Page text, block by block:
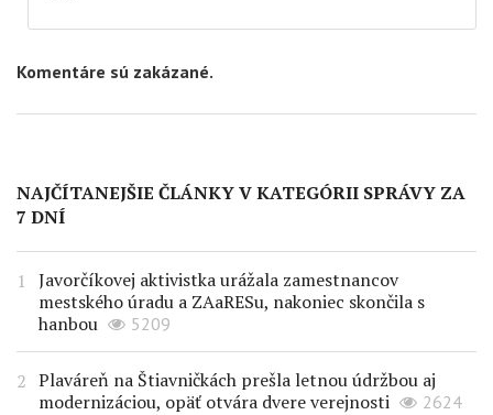
Komentáre sú zakázané.
NAJČÍTANEJŠIE ČLÁNKY V KATEGÓRII SPRÁVY ZA
7 DNÍ
Javorčíkovej aktivistka urážala zamestnancov
mestského úradu a ZAaRESu, nakoniec skončila s
hanbou
5209
Plaváreň na Štiavničkách prešla letnou údržbou aj
modernizáciou, opäť otvára dvere verejnosti
2624